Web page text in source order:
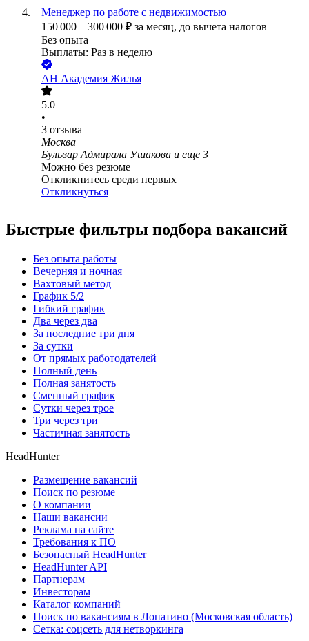
Менеджер по работе с недвижимостью
150 000 – 300 000 ₽ за месяц, до вычета налогов
Без опыта
Выплаты: Раз в неделю
АН Академия Жилья
5.0
•
3 отзыва
Москва
Бульвар Адмирала Ушакова и еще 3
Можно без резюме
Откликнитесь среди первых
Откликнуться
Быстрые фильтры подбора вакансий
Без опыта работы
Вечерняя и ночная
Вахтовый метод
График 5/2
Гибкий график
Два через два
За последние три дня
За сутки
От прямых работодателей
Полный день
Полная занятость
Сменный график
Сутки через трое
Три через три
Частичная занятость
HeadHunter
Размещение вакансий
Поиск по резюме
О компании
Наши вакансии
Реклама на сайте
Требования к ПО
Безопасный HeadHunter
HeadHunter API
Партнерам
Инвесторам
Каталог компаний
Поиск по вакансиям в Лопатино (Московская область)
Сетка: соцсеть для нетворкинга